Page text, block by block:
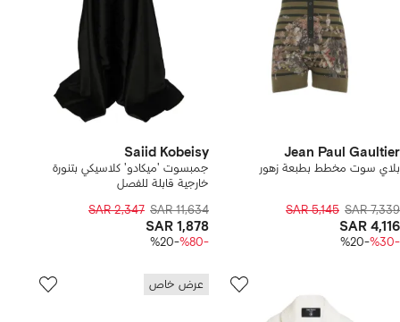
Jean Paul Gaultier
بلاي سوت مخطط بطبعة زهور
SAR 7,339
SAR 5,145
SAR 4,116
-%30
-%20
Saiid Kobeisy
جمبسوت 'ميكادو' كلاسيكي بتنورة
خارجية قابلة للفصل
SAR 11,634
SAR 2,347
SAR 1,878
-%80
-%20
عرض خاص